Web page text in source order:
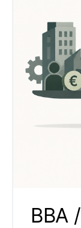
BBA /